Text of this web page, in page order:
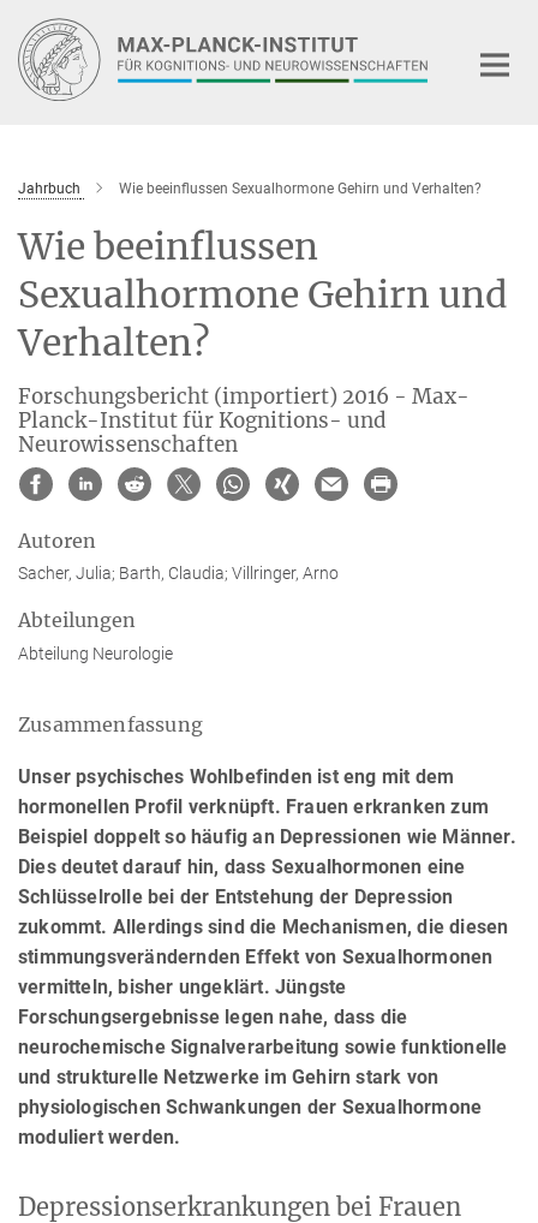
Hauptinhalt
Jahrbuch Wie beeinflussen Sexualhormone Gehirn und Verhalten?
Wie beeinflussen
Sexualhormone Gehirn und
Verhalten?
Forschungsbericht (importiert) 2016 - Max-
Planck-Institut für Kognitions- und
Neurowissenschaften
Autoren
Sacher, Julia; Barth, Claudia; Villringer, Arno
Abteilungen
Abteilung Neurologie
Zusammenfassung
Unser psychisches Wohlbefinden ist eng mit dem
hormonellen Profil verknüpft. Frauen erkranken zum
Beispiel doppelt so häufig an Depressionen wie Männer.
Dies deutet darauf hin, dass Sexualhormonen eine
Schlüsselrolle bei der Entstehung der Depression
zukommt. Allerdings sind die Mechanismen, die diesen
stimmungsverändernden Effekt von Sexualhormonen
vermitteln, bisher ungeklärt. Jüngste
Forschungsergebnisse legen nahe, dass die
neurochemische Signalverarbeitung sowie funktionelle
und strukturelle Netzwerke im Gehirn stark von
physiologischen Schwankungen der Sexualhormone
moduliert werden.
Depressionserkrankungen bei Frauen